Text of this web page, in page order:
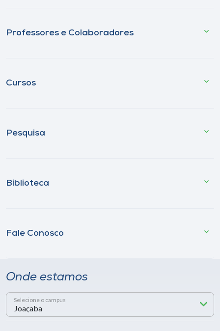
Professores e Colaboradores
Cursos
Pesquisa
Biblioteca
Fale Conosco
Onde estamos
Selecione o campus